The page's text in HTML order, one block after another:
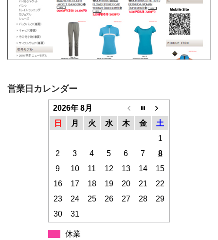
営業日カレンダー
2026年 8月
日
月 火 水 木 金
土
1
2
3 4 5 6 7
8
9
10 11 12 13 14
15
16
17 18 19 20 21
22
23
24 25 26 27 28
29
30
31
休業